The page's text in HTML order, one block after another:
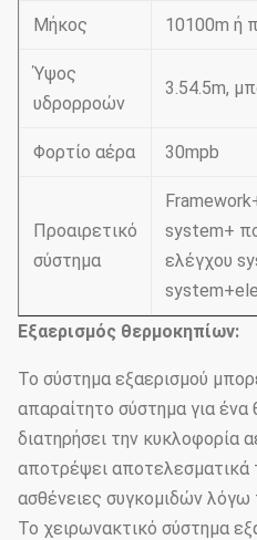
Μήκος 10100m ή
Ύψος
υδρορροών
3.54.5m,
Φορτίο αέρα 30mpb
Προαιρετικό
σύστημα
system+
ελέγχου
Εξαερισμός θερμοκηπίων:
Το σύστημα εξαερισμού
απαραίτητο σύστημα για ένα
διατηρήσει την κυκλοφορία
αποτρέψει αποτελεσματικά
ασθένειες συγκομιδών λόγω
Το χειρωνακτικό σύστημα